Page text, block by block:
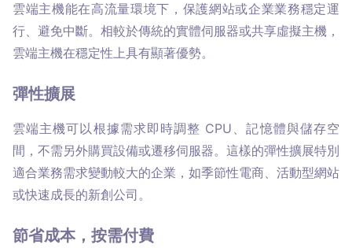
雲端主機能在高流量環境下，保護網站或企業業務穩定運
行、避免中斷。相較於傳統的實體伺服器或共享虛擬主機，
雲端主機在穩定性上具有顯著優勢。
彈性擴展
雲端主機可以根據需求即時調整 CPU、記憶體與儲存空
間，不需另外購買設備或遷移伺服器。這樣的彈性擴展特別
適合業務需求變動較大的企業，如季節性電商、活動型網站
或快速成長的新創公司。
節省成本，按需付費